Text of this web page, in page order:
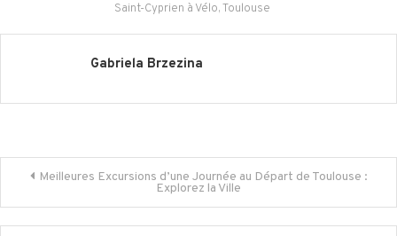
Saint-Cyprien à Vélo,Toulouse
Gabriela Brzezina
Navigation
de
Meilleures Excursions d’une Journée au Départ de Toulouse :
Explorez la Ville